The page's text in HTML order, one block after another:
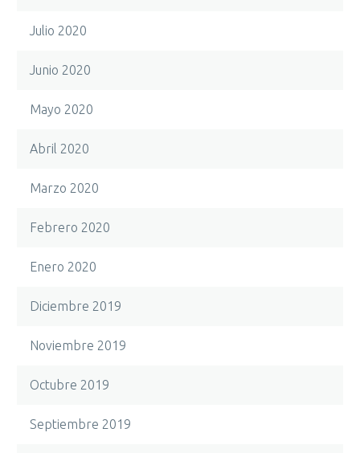
Julio 2020
Junio 2020
Mayo 2020
Abril 2020
Marzo 2020
Febrero 2020
Enero 2020
Diciembre 2019
Noviembre 2019
Octubre 2019
Septiembre 2019